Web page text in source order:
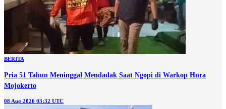
BERITA
Pria 51 Tahun Meninggal Mendadak Saat Ngopi di Warkop Hura
Mojokerto
08 Aug 2026 03:32 UTC